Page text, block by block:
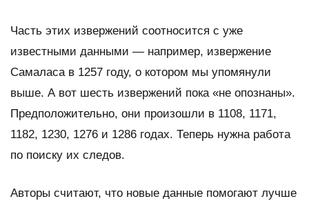
Часть этих извержений соотносится с уже
известными данными — например, извержение
Самаласа в 1257 году, о котором мы упомянули
выше. А вот шесть извержений пока «не опознаны».
Предположительно, они произошли в 1108, 1171,
1182, 1230, 1276 и 1286 годах. Теперь нужна работа
по поиску их следов.
Авторы считают, что новые данные помогают лучше